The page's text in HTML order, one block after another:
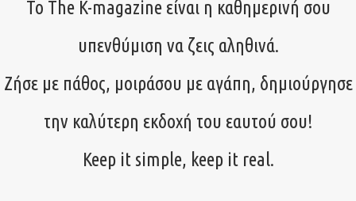
Το The K-magazine είναι η καθημερινή σου
υπενθύμιση να ζεις αληθινά.
Ζήσε με πάθος, μοιράσου με αγάπη, δημιούργησε
την καλύτερη εκδοχή του εαυτού σου!
Keep it simple, keep it real.